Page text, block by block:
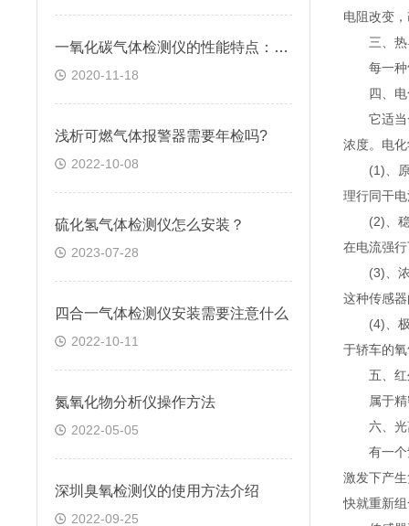
一氧化碳气体检测仪的性能特点：逸云天分享
2020-11-18
浅析可燃气体报警器需要年检吗?
2022-10-08
硫化氢气体检测仪怎么安装？
2023-07-28
四合一气体检测仪安装需要注意什么
2022-10-11
氮氧化物分析仪操作方法
2022-05-05
深圳臭氧检测仪的使用方法介绍
2022-09-25
电阻改变
三、热
每一种气
四、电
它适当一
浓度。电
(1)、原
理行同干
(2)、稳
在电流强
(3)、浓
这种传感
(4)、极
于轿车的
五、红
属于精密
六、光
有一个紫
激发下产
快就重新